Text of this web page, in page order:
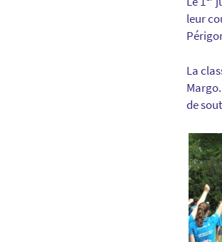
leur
La
de